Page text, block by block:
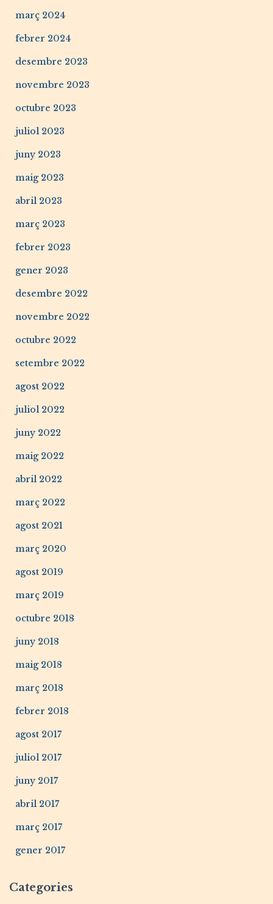
març 2024
febrer 2024
desembre 2023
novembre 2023
octubre 2023
juliol 2023
juny 2023
maig 2023
abril 2023
març 2023
febrer 2023
gener 2023
desembre 2022
novembre 2022
octubre 2022
setembre 2022
agost 2022
juliol 2022
juny 2022
maig 2022
abril 2022
març 2022
agost 2021
març 2020
agost 2019
març 2019
octubre 2018
juny 2018
maig 2018
març 2018
febrer 2018
agost 2017
juliol 2017
juny 2017
abril 2017
març 2017
gener 2017
Categories